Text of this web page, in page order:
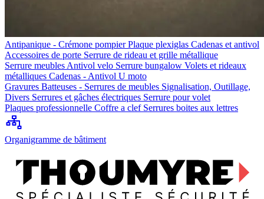
Antipanique - Crémone pompierPlaque plexiglas Cadenas et antivol
Accessoires de porte Serrure de rideau et grille métallique
Serrure meubles Antivol velo Serrure bungalow Volets et rideaux
métalliques Cadenas - Antivol U moto
Gravures Batteuses - Serrures de meubles Signalisation, Outillage,
Divers Serrures et gâches électriques Serrure pour volet
Plaques professionnelle Coffre a clef Serrures boites aux lettres
Organigramme de bâtiment